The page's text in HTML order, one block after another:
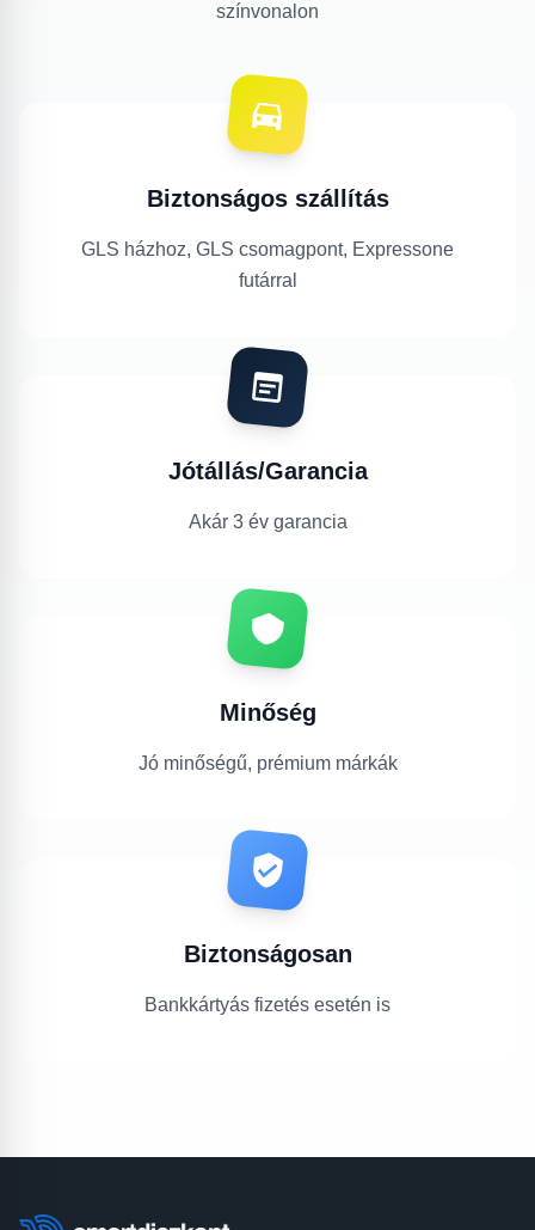
színvonalon
Biztonságos szállítás
GLS házhoz, GLS csomagpont, Expressone
futárral
Jótállás/Garancia
Akár 3 év garancia
Minőség
Jó minőségű, prémium márkák
Biztonságosan
Bankkártyás fizetés esetén is